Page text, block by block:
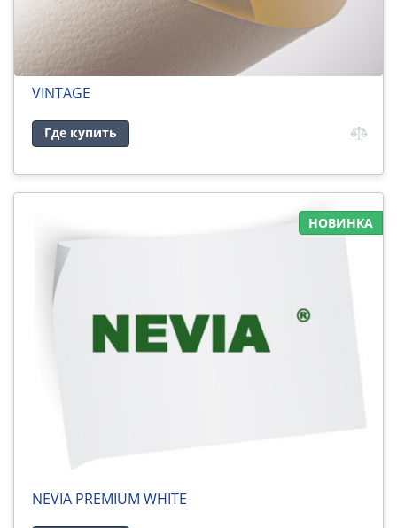
VINTAGE
Где купить
НОВИНКА
NEVIA PREMIUM WHITE